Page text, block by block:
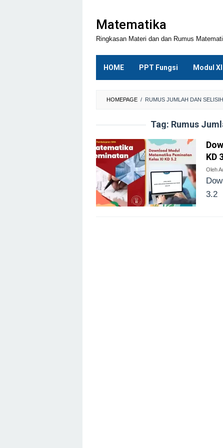
konten
Matematika
Ringkasan Materi dan dan Rumus
HOME PPT Fungsi Modul XI
HOMEPAGE / RUMUS JUMLAH DAN
Tag: Rumus
KD
Oleh
3.2